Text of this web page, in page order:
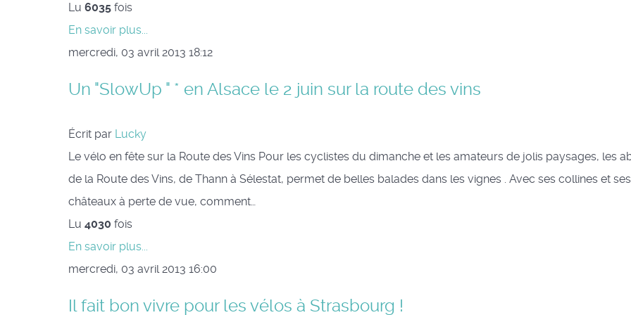
Lu 6035 fois
En savoir plus...
mercredi, 03 avril 2013 18:12
Un "SlowUp " * en Alsace le 2 juin sur la route des vins
Écrit par Lucky
Le vélo en fête sur la Route des Vins Pour les cyclistes du dimanche et les amateurs de jolis paysages, les
de la Route des Vins, de Thann à Sélestat, permet de belles balades dans les vignes . Avec ses collines et ses
châteaux à perte de vue, comment…
Lu 4030 fois
En savoir plus...
mercredi, 03 avril 2013 16:00
Il fait bon vivre pour les vélos à Strasbourg !